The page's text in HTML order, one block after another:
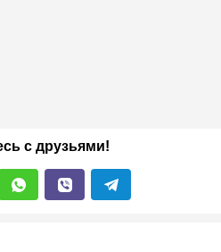
с друзьями!